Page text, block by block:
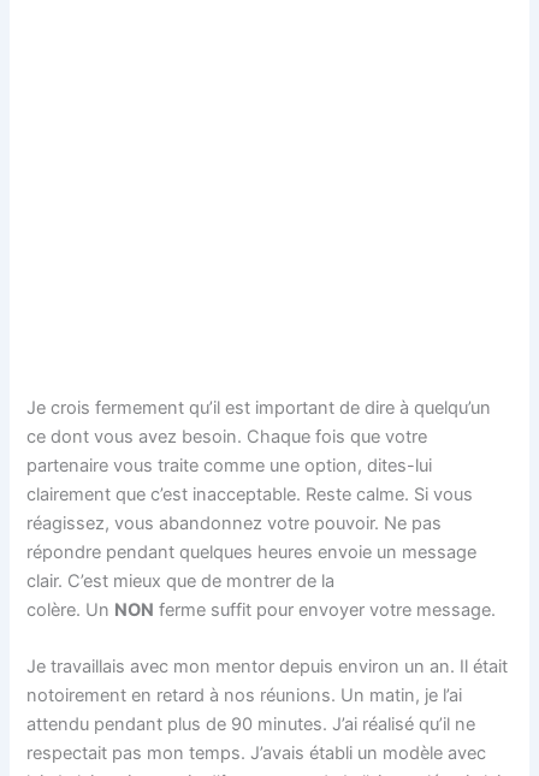
Je crois fermement qu’il est important de dire à quelqu’un
ce dont vous avez besoin. Chaque fois que votre
partenaire vous traite comme une option, dites-lui
clairement que c’est inacceptable. Reste calme. Si vous
réagissez, vous abandonnez votre pouvoir. Ne pas
répondre pendant quelques heures envoie un message
clair. C’est mieux que de montrer de la
colère. Un NON ferme suffit pour envoyer votre message.
Je travaillais avec mon mentor depuis environ un an. Il était
notoirement en retard à nos réunions. Un matin, je l’ai
attendu pendant plus de 90 minutes. J’ai réalisé qu’il ne
respectait pas mon temps. J’avais établi un modèle avec